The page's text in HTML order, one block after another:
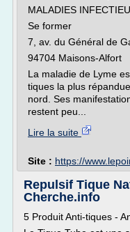
MALADIES
Se former
7, av. du Général de
94704 Maisons-Alfort
La maladie de Lyme
tiques la plus
nord. Ses
restent peu...
Lire la suite
Site : https://
Repulsif Tique
Cherche.info
5 Produit Anti-tiques -